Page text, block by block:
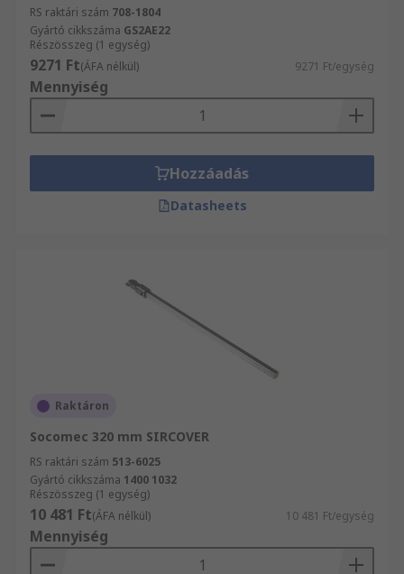
RS raktári szám 708-1804
Gyártó cikkszáma GS2AE22
Részösszeg (1 egység)
9271 Ft(ÁFA nélkül) 9271 Ft/egység
Mennyiség
Hozzáadás
Datasheets
Raktáron
Socomec 320 mm SIRCOVER
RS raktári szám 513-6025
Gyártó cikkszáma 1400 1032
Részösszeg (1 egység)
10 481 Ft(ÁFA nélkül) 10 481 Ft/egység
Mennyiség